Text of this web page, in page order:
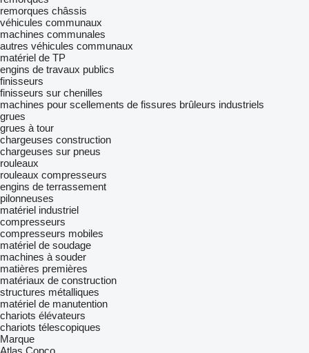
remorques châssis
véhicules communaux
machines communales
autres véhicules communaux
matériel de TP
engins de travaux publics
finisseurs
finisseurs sur chenilles
machines pour scellements de fissures brûleurs industriels
grues
grues à tour
chargeuses construction
chargeuses sur pneus
rouleaux
rouleaux compresseurs
engins de terrassement
pilonneuses
matériel industriel
compresseurs
compresseurs mobiles
matériel de soudage
machines à souder
matières premières
matériaux de construction
structures métalliques
matériel de manutention
chariots élévateurs
chariots télescopiques
Marque
Atlas Copco